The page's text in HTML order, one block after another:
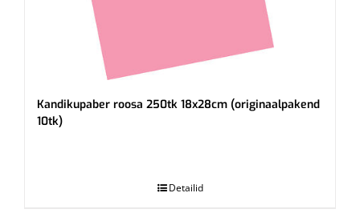
Kandikupaber roosa 250tk 18x28cm (originaalpakend
10tk)
Detailid